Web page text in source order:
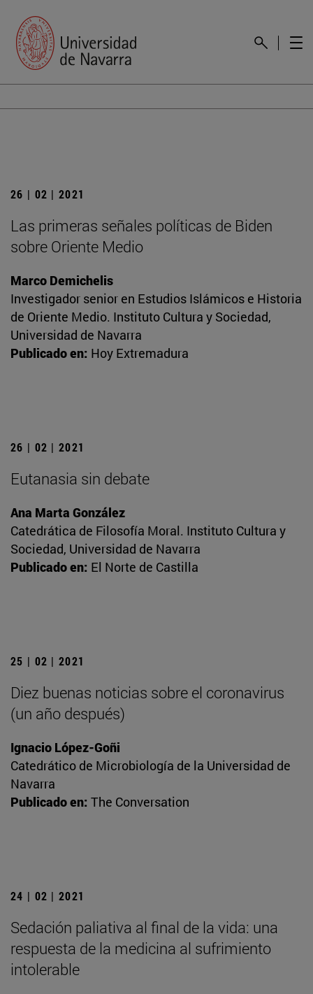
26 | 02 | 2021
Las primeras señales políticas de Biden
sobre Oriente Medio
Marco Demichelis
Investigador senior en Estudios Islámicos e Historia
de Oriente Medio. Instituto Cultura y Sociedad,
Universidad de Navarra
Publicado en: Hoy Extremadura
26 | 02 | 2021
Eutanasia sin debate
Ana Marta González
Catedrática de Filosofía Moral. Instituto Cultura y
Sociedad, Universidad de Navarra
Publicado en: El Norte de Castilla
25 | 02 | 2021
Diez buenas noticias sobre el coronavirus
(un año después)
Ignacio López-Goñi
Catedrático de Microbiología de la Universidad de
Navarra
Publicado en: The Conversation
24 | 02 | 2021
Sedación paliativa al final de la vida: una
respuesta de la medicina al sufrimiento
intolerable